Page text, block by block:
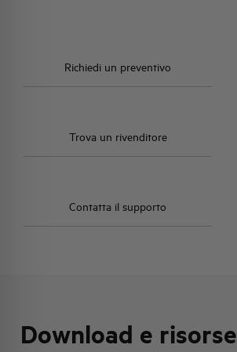
Richiedi un preventivo
Trova un rivenditore
Contatta il supporto
Download e risorse